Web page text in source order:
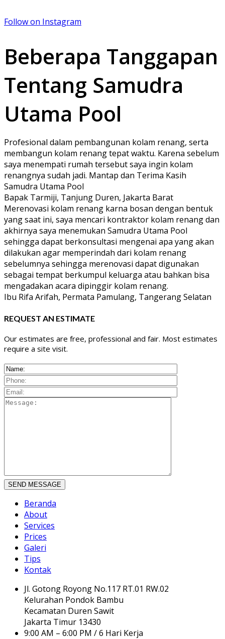
Follow on Instagram
Beberapa Tanggapan
Tentang Samudra
Utama Pool
Profesional dalam pembangunan kolam renang, serta
membangun kolam renang tepat waktu. Karena sebelum
saya menempati rumah tersebut saya ingin kolam
renangnya sudah jadi. Mantap dan Terima Kasih
Samudra Utama Pool
Bapak Tarmiji, Tanjung Duren, Jakarta Barat
Merenovasi kolam renang karna bosan dengan bentuk
yang saat ini, saya mencari kontraktor kolam renang dan
akhirnya saya menemukan Samudra Utama Pool
sehingga dapat berkonsultasi mengenai apa yang akan
dilakukan agar memperindah dari kolam renang
sebelumnya sehingga merenovasi dapat digunakan
sebagai tempat berkumpul keluarga atau bahkan bisa
mengadakan acara dipinggir kolam renang.
Ibu Rifa Arifah, Permata Pamulang, Tangerang Selatan
REQUEST AN ESTIMATE
Our estimates are free, professional and fair. Most estimates
require a site visit.
Beranda
About
Services
Prices
Galeri
Tips
Kontak
Jl. Gotong Royong No.117 RT.01 RW.02
Kelurahan Pondok Bambu
Kecamatan Duren Sawit
Jakarta Timur 13430
9:00 AM – 6:00 PM / 6 Hari Kerja